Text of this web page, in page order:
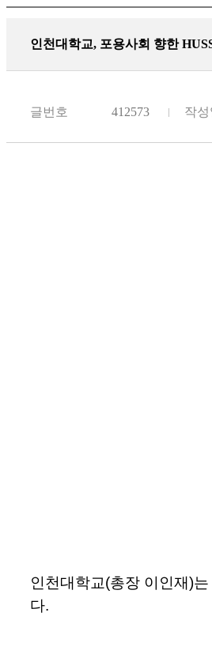
인천대학교, 포용사회 향한
글번호 412573 작성
인천대학교(총장 이인재)
다.